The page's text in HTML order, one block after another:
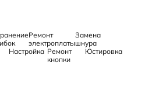
Ремонт
электроплаты
Замена
шнура
Настройка Ремонт
кнопки
Юстировка